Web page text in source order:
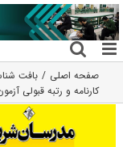
رفتن
به
محتوا
صفحه اصلی بافت
کارنامه و رتبه قبولی